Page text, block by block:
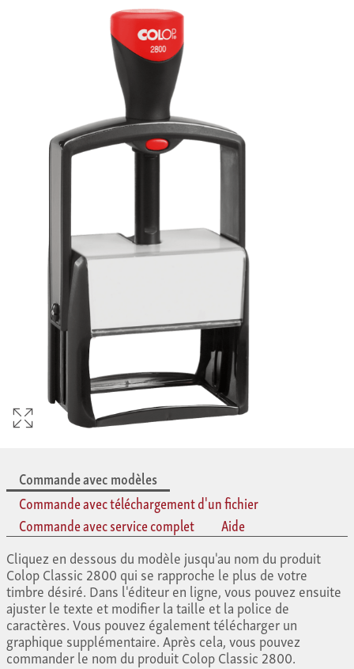
Commande avec modèles
Commande avec téléchargement d'un fichier
Commande avec service complet
Aide
Cliquez en dessous du modèle jusqu'au nom du produit
Colop Classic 2800 qui se rapproche le plus de votre
timbre désiré. Dans l'éditeur en ligne, vous pouvez ensuite
ajuster le texte et modifier la taille et la police de
caractères. Vous pouvez également télécharger un
graphique supplémentaire. Après cela, vous pouvez
commander le nom du produit Colop Classic 2800.